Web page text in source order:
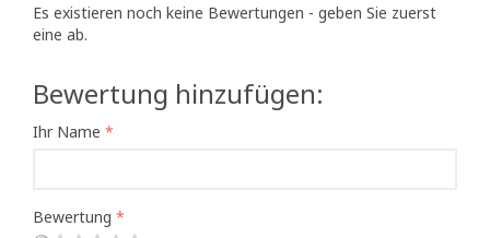
Es existieren noch keine Bewertungen - geben Sie zuerst
eine ab.
Bewertung hinzufügen:
Ihr Name
Bewertung